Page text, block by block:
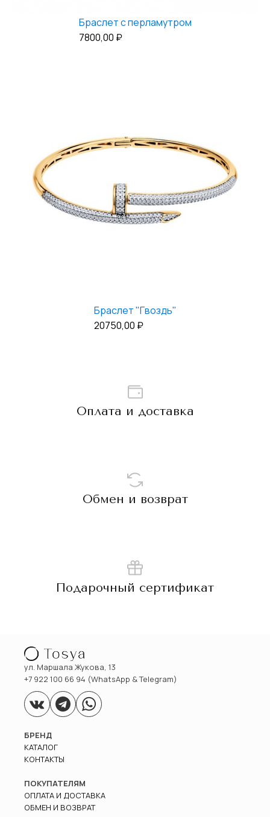
Браслет с перламутром
7800,00 ₽
Браслет "Гвоздь"
20750,00 ₽
Оплата и доставка
Обмен и возврат
Подарочный сертификат
ул. Маршала Жукова, 13
+7 922 100 66 94 (WhatsApp & Telegram)
БРЕНД
КАТАЛОГ
КОНТАКТЫ
ПОКУПАТЕЛЯМ
ОПЛАТА И ДОСТАВКА
ОБМЕН И ВОЗВРАТ